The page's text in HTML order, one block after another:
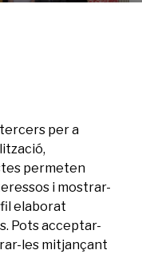
a dos
l’edició del
per a
permeten
i mostrar-
elaborat
Pots acceptar-
les mitjançant